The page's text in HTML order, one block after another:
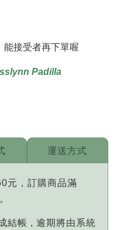
能接受者再下單喔
Padilla
元，訂購商品滿
結帳 , 逾期將由系統
運送方式